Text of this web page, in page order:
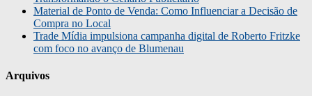
Material de Ponto de Venda: Como Influenciar a Decisão de
Compra no Local
Trade Mídia impulsiona campanha digital de Roberto Fritzke
com foco no avanço de Blumenau
Arquivos